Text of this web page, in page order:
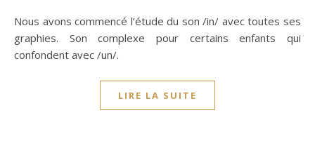
Nous avons commencé l’étude du son /in/ avec toutes ses
graphies. Son complexe pour certains enfants qui
confondent avec /un/.
LIRE LA SUITE